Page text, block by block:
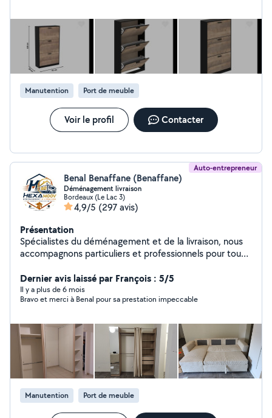
Manutention Port de meuble
Voir le profil Contacter
Auto-entrepreneur
Benal Benaffane (Benaffane)
Déménagement livraison
Bordeaux (Le Lac 3)
4,9/5 (297 avis)
Présentation
Spécialistes du déménagement et de la livraison, nous
accompagnons particuliers et professionnels pour tous
mission : vous offrir un déménagement ou livraison
rapide, sécurisé et sans stress. Nous nous adaptons à
chaque situation pour proposer un service fiable,
confiance à des professionnels engagés pour un
déménagement ou livraison en toute tranquillité. Votre
déménagement ou livraison, notre priorité.
Dernier avis laissé par François : 5/5
Il y a plus de 6 mois
Bravo et merci à Benal pour sa prestation impeccable
Manutention Port de meuble